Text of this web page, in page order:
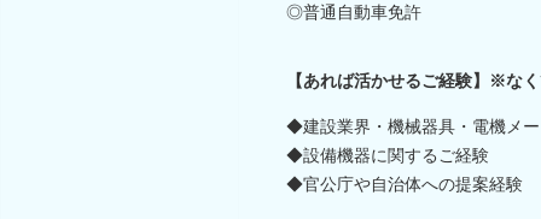
◎普通自動車免許
【あれば活かせるご経験】※な
◆建設業界・機械器具・電機メ
◆設備機器に関するご経験
◆官公庁や自治体への提案経験